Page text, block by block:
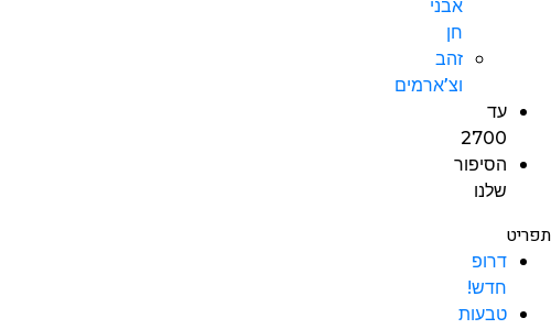
אבני
חן
זהב
וצ’ארמים
עד
2700
הסיפור
שלנו
תפריט
דרופ
חדש!
טבעות